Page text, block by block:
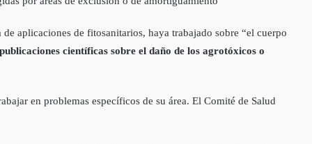
aplicaciones de fitosanitarios, haya trabajado sobre “el cuerpo
científicas sobre el daño de los agrotóxicos o
en problemas específicos de su área. El Comité de Salud